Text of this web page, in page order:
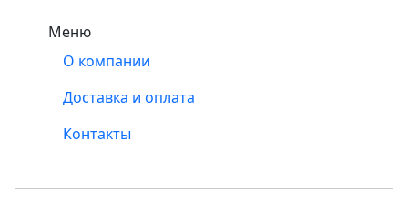
Меню
О компании
Доставка и оплата
Контакты